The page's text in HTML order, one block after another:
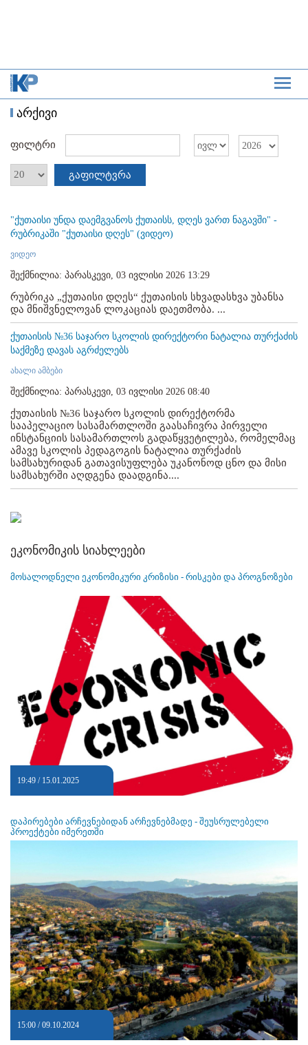
არქივი
ფილტრი
გაფილტვრა
"ქუთაისი უნდა დაემგვანოს ქუთაისს, დღეს ვართ ნაგავში" -
რუბრიკაში "ქუთაისი დღეს" (ვიდეო)
ვიდეო
შექმნილია: პარასკევი, 03 ივლისი 2026 13:29
რუბრიკა „ქუთაისი დღეს“ ქუთაისის სხვადასხვა უბანსა
და მნიშვნელოვან ლოკაციას დაეთმობა. ...
ქუთაისის №36 საჯარო სკოლის დირექტორი ნატალია თურქაძის
საქმეზე დავას აგრძელებს
ახალი ამბები
შექმნილია: პარასკევი, 03 ივლისი 2026 08:40
ქუთაისის №36 საჯარო სკოლის დირექტორმა
სააპელაციო სასამართლოში გაასაჩივრა პირველი
ინსტანციის სასამართლოს გადაწყვეტილება, რომელმაც
ამავე სკოლის პედაგოგის ნატალია თურქაძის
სამსახურიდან გათავისუფლება უკანონოდ ცნო და მისი
სამსახურში აღდგენა დაადგინა....
ეკონომიკის სიახლეები
მოსალოდნელი ეკონომიკური კრიზისი - რისკები და პროგნოზები
19:49 / 15.01.2025
დაპირებები არჩევნებიდან არჩევნებმადე - შეუსრულებელი
პროექტები იმერეთში
15:00 / 09.10.2024